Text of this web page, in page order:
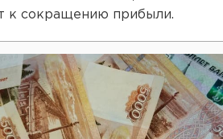
к сокращению прибыли.